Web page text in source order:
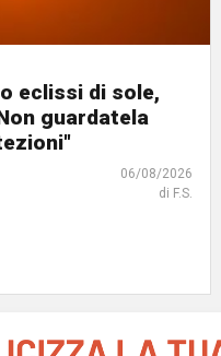
eclissi di sole,
guardatela
06/08/2026
di F.S.